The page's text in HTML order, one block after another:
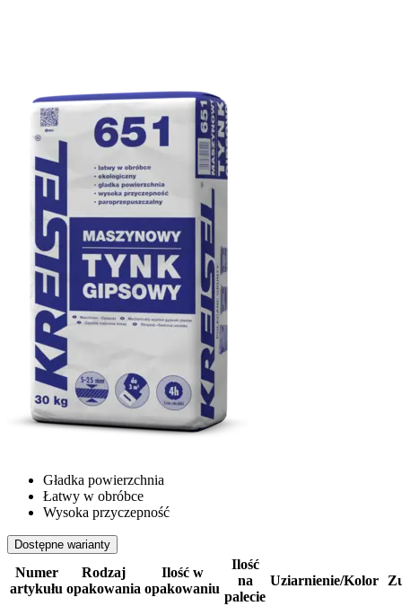
Gładka powierzchnia
Łatwy w obróbce
Wysoka przyczepność
Dostępne warianty
Numer
artykułu
Rodzaj
opakowania
Ilość w
opakowaniu
Ilość
na
palecie
Uziarnienie/Kolor